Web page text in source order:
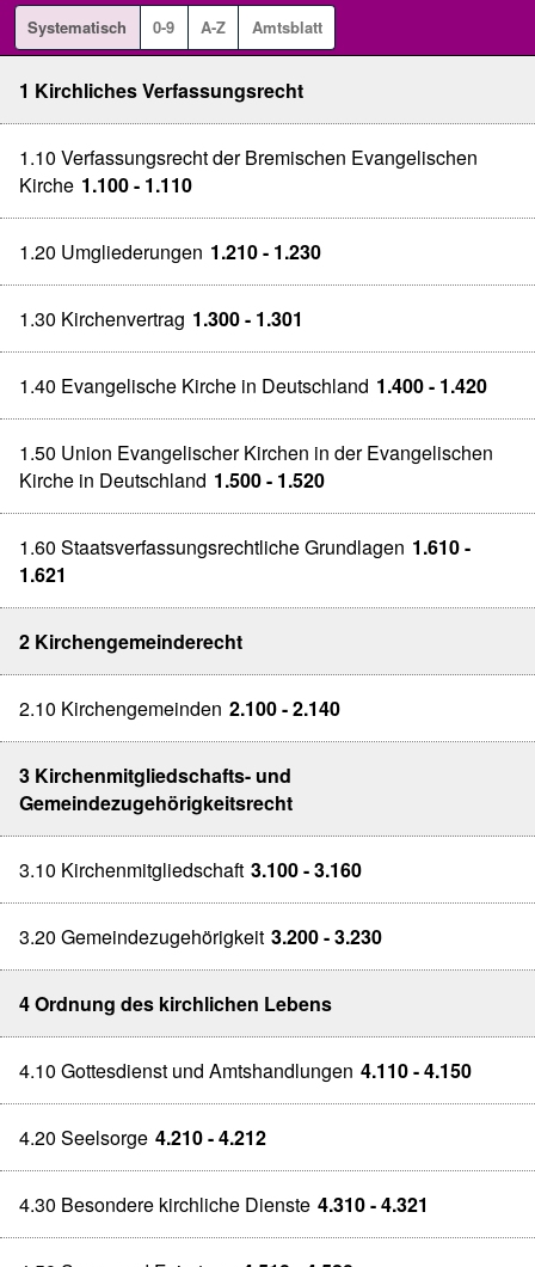
Systematisch 0-9 A-Z Amtsblatt
1 Kirchliches Verfassungsrecht
1.10 Verfassungsrecht der Bremischen Evangelischen
Kirche 1.100 - 1.110
1.20 Umgliederungen 1.210 - 1.230
1.30 Kirchenvertrag 1.300 - 1.301
1.40 Evangelische Kirche in Deutschland 1.400 - 1.420
1.50 Union Evangelischer Kirchen in der Evangelischen
Kirche in Deutschland 1.500 - 1.520
1.60 Staatsverfassungsrechtliche Grundlagen 1.610 -
1.621
2 Kirchengemeinderecht
2.10 Kirchengemeinden 2.100 - 2.140
3 Kirchenmitgliedschafts- und
Gemeindezugehörigkeitsrecht
3.10 Kirchenmitgliedschaft 3.100 - 3.160
3.20 Gemeindezugehörigkeit 3.200 - 3.230
4 Ordnung des kirchlichen Lebens
4.10 Gottesdienst und Amtshandlungen 4.110 - 4.150
4.20 Seelsorge 4.210 - 4.212
4.30 Besondere kirchliche Dienste 4.310 - 4.321